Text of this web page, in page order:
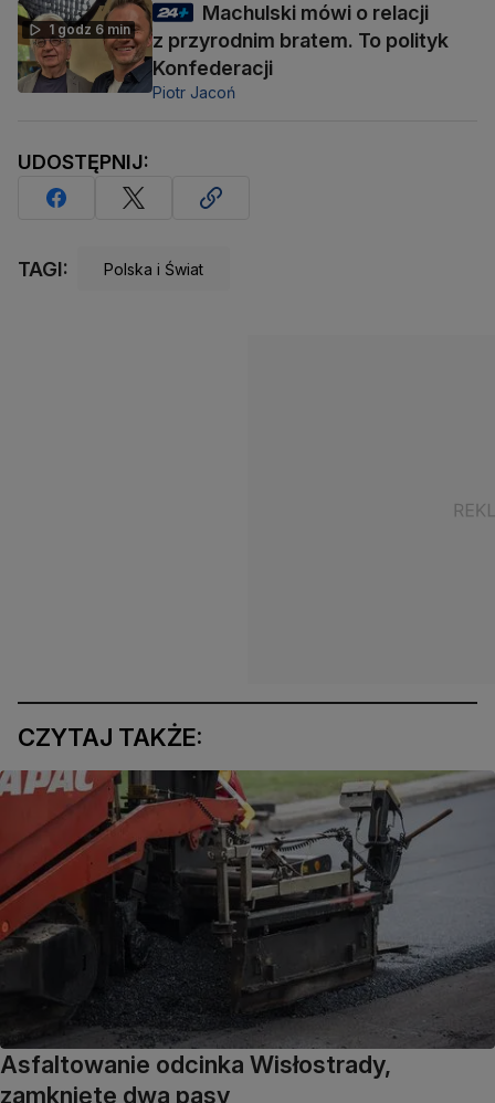
1 godz 6 min
Machulski mówi o relacji
z przyrodnim bratem. To polityk
Konfederacji
Piotr Jacoń
UDOSTĘPNIJ:
TAGI: Polska i Świat
CZYTAJ TAKŻE:
Asfaltowanie odcinka Wisłostrady,
zamknięte dwa pasy